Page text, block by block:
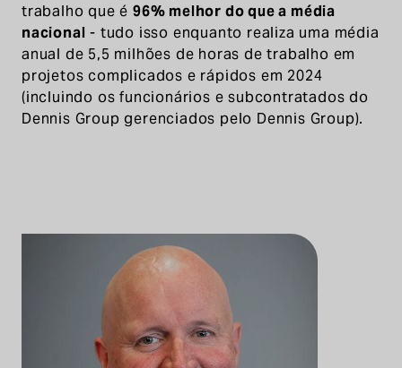
trabalho que é96% melhor do que a média
nacional - tudo isso enquanto realiza uma média
anual de 5,5 milhões de horas de trabalho em
projetos complicados e rápidos em 2024
(incluindo os funcionários e subcontratados do
Dennis Group gerenciados pelo Dennis Group).